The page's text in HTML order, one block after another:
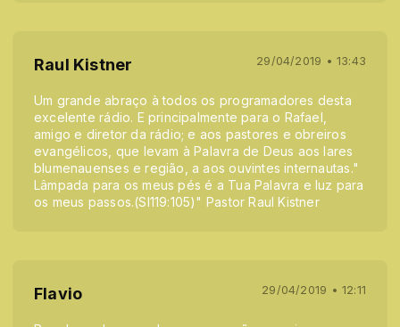
Raul Kistner 29/04/2019 • 13:43
Um grande abraço à todos os programadores desta
excelente rádio. E principalmente para o Rafael,
amigo e diretor da rádio; e aos pastores e obreiros
evangélicos, que levam à Palavra de Deus aos lares
blumenauenses e região, a aos ouvintes internautas."
Lâmpada para os meus pés é a Tua Palavra e luz para
os meus passos.(Sl119:105)" Pastor Raul Kistner
Flavio 29/04/2019 • 12:11